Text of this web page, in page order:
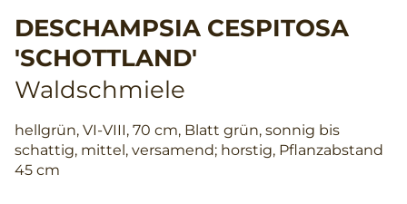
DESCHAMPSIA CESPITOSA
'SCHOTTLAND'
Waldschmiele
hellgrün, VI-VIII, 70 cm, Blatt grün, sonnig bis
schattig, mittel, versamend; horstig, Pflanzabstand
45 cm